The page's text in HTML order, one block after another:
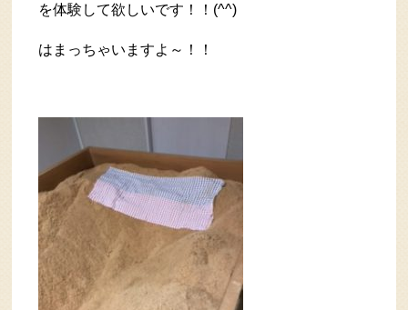
を体験して欲しいです！！(^^)
はまっちゃいますよ～！！